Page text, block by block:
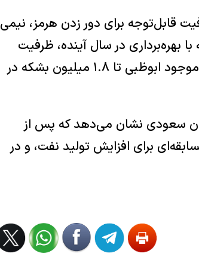
قابل‌توجه برای دور زدن هرمز، نیمی
بهره‌برداری در سال آینده، ظرفیت
نفت خام به بندر فجیره را دو برابر خواهد کرد. خط لوله موجود ابوظبی تا ۱.۸ میلیون بشکه در
سعودی نشان می‌دهد که پس از
برای افزایش تولید نفت، و در